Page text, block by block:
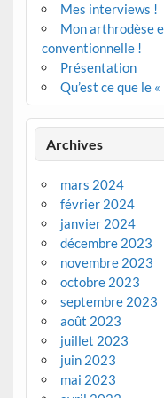
Mes interviews !
Mon arthrodèse
conventionnelle !
Présentation
Qu’est ce que le
Archives
mars 2024
février 2024
janvier 2024
décembre 2023
novembre 2023
octobre 2023
septembre 2023
août 2023
juillet 2023
juin 2023
mai 2023